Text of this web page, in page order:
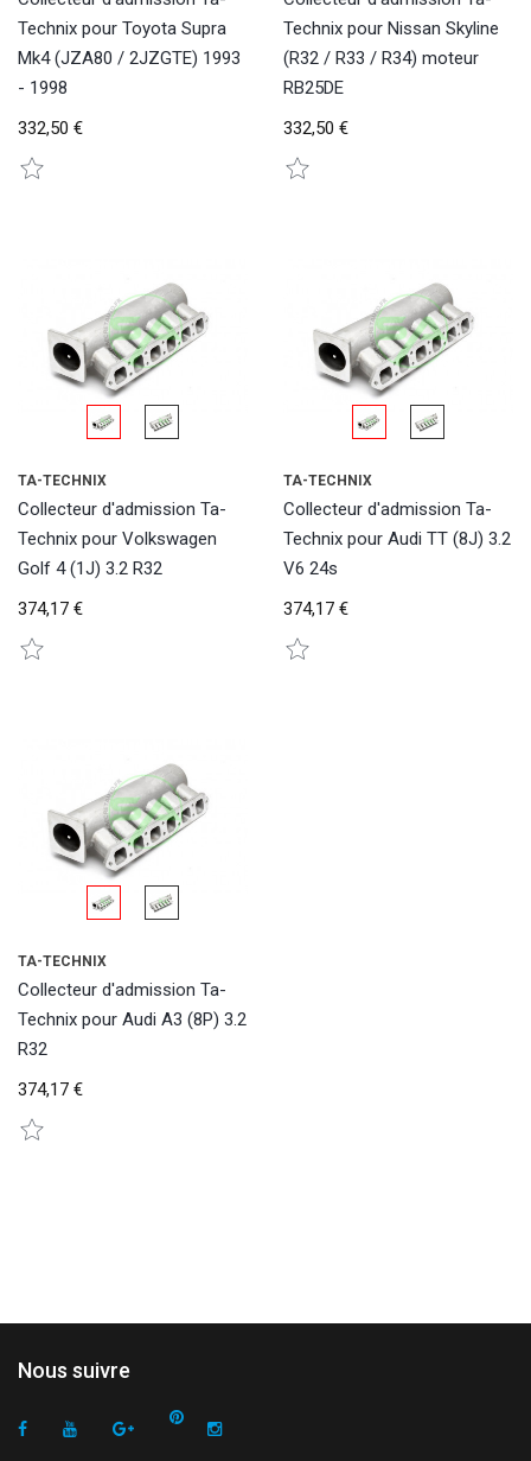
Technix pour Toyota Supra
Mk4 (JZA80 / 2JZGTE) 1993
- 1998
332,50 €
Technix pour Nissan Skyline
(R32 / R33 / R34) moteur
RB25DE
332,50 €
TA-TECHNIX
Collecteur d'admission Ta-
Technix pour Volkswagen
Golf 4 (1J) 3.2 R32
374,17 €
TA-TECHNIX
Collecteur d'admission Ta-
Technix pour Audi TT (8J) 3.2
V6 24s
374,17 €
TA-TECHNIX
Collecteur d'admission Ta-
Technix pour Audi A3 (8P) 3.2
R32
374,17 €
Nous suivre